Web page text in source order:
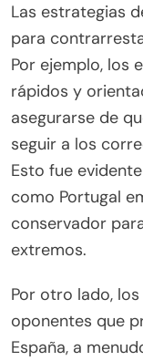
Las estrategias
para
Por ejemplo, los
rápidos y
asegurarse de
seguir a los
Esto fue
como Portugal
conservador
extremos.
Por otro lado,
oponentes que
España, a